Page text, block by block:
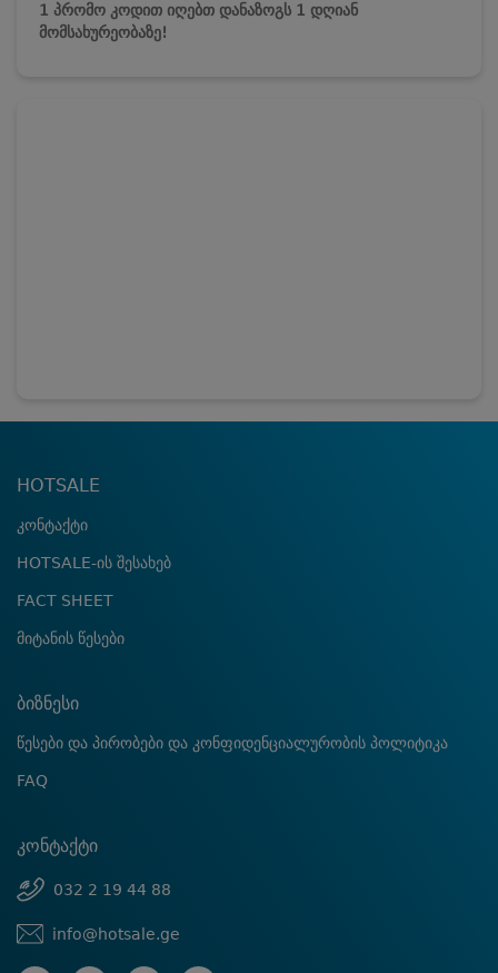
1 პრომო კოდით იღებთ დანაზოგს 1 დღიან
მომსახურეობაზე!
HOTSALE
კონტაქტი
HOTSALE-ის შესახებ
FACT SHEET
მიტანის წესები
ბიზნესი
წესები და პირობები და კონფიდენციალურობის პოლიტიკა
FAQ
კონტაქტი
032 2 19 44 88
info@hotsale.ge